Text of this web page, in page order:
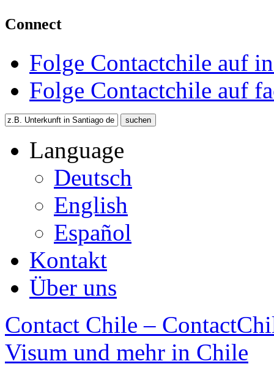
Connect
Folge Contactchile auf
Folge Contactchile auf
Language
Deutsch
English
Español
Kontakt
Über uns
Contact Chile –
Visum und mehr in Chile